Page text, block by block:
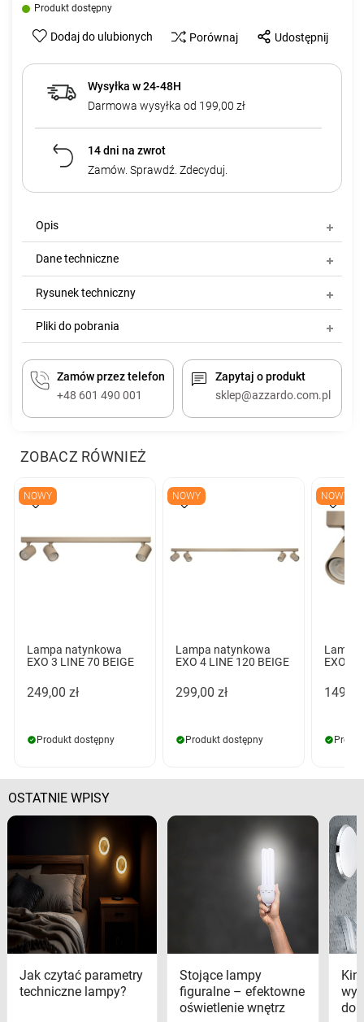
Produkt dostępny
Dodaj do ulubionych Porównaj Udostępnij
Wysyłka w 24-48H
Darmowa wysyłka od 199,00 zł
14 dni na zwrot
Zamów. Sprawdź. Zdecyduj.
Opis
Dane techniczne
Rysunek techniczny
Pliki do pobrania
Zamów przez telefon
+48 601 490 001
Zapytaj o produkt
sklep@azzardo.com.pl
ZOBACZ RÓWNIEŻ
NOWY
Lampa natynkowa
EXO 3 LINE 70 BEIGE
249,00 zł
Produkt dostępny
NOWY
Lampa natynkowa
EXO 4 LINE 120 BEIGE
299,00 zł
Produkt dostępny
NOWY
Lampa
EXO 2
149,00
OSTATNIE WPISY
Jak czytać parametry
techniczne lampy?
Stojące lampy
figuralne – efektowne
oświetlenie wnętrz